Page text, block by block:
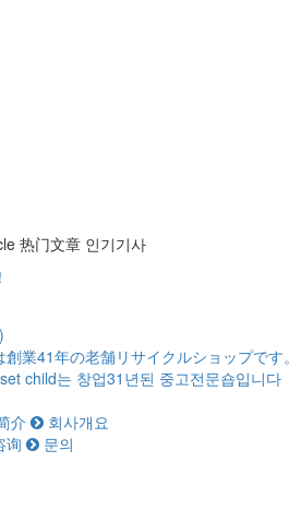
热门文章 인기기사
業41年の老舗リサイクルショップです。
child는 창업31년된 중고전문숍입니다
介
회사개요
询 문의